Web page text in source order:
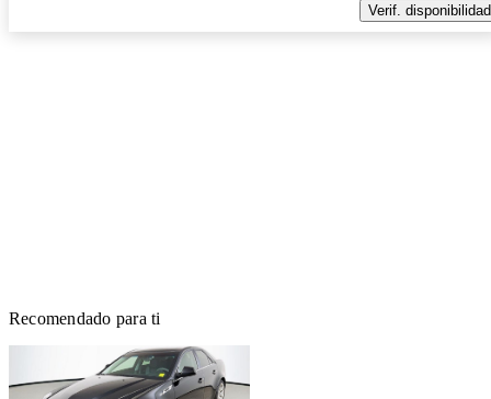
Verif. disponibilidad
Recomendado para ti